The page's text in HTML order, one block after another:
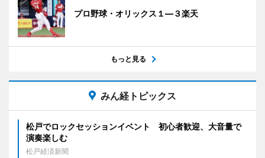
プロ野球・オリックス１―３楽天
もっと見る
みん経トピックス
松戸でロックセッションイベント 初心者歓迎、大音量で
演奏楽しむ
松戸経済新聞